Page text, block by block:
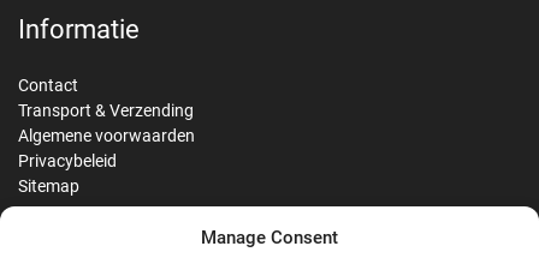
Manage Consent
Informatie
Contact
Transport & Verzending
Algemene voorwaarden
Privacybeleid
Sitemap